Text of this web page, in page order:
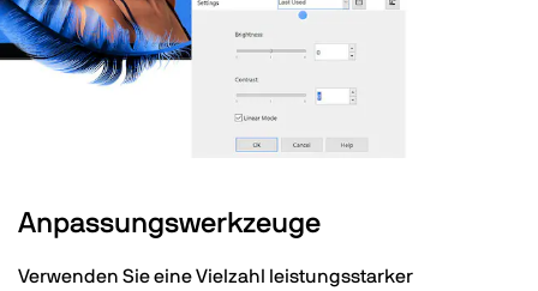
Anpassungswerkzeuge
Verwenden Sie eine Vielzahl leistungsstarker